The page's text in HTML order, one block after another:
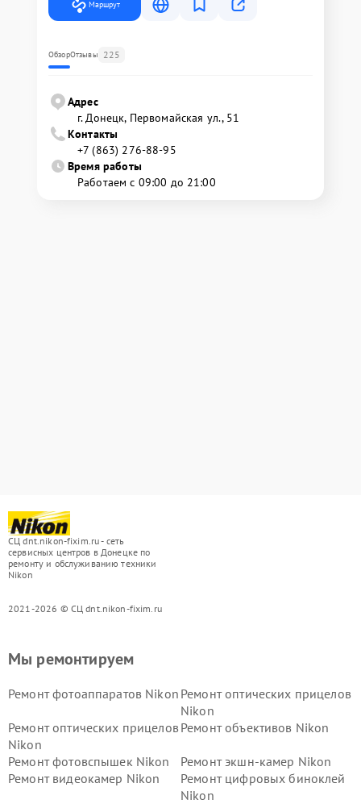
Маршрут
ОбзорОтзывы 225
Адрес
г. Донецк, Первомайская ул., 51
Контакты
+7 (863) 276-88-95
Время работы
Работаем с 09:00 до 21:00
СЦ dnt.nikon-fixim.ru - сеть
сервисных центров в Донецке по
ремонту и обслуживанию техники
Nikon
2021-2026 © СЦ dnt.nikon-fixim.ru
Мы ремонтируем
Ремонт фотоаппаратов Nikon Ремонт оптических прицелов
Nikon
Ремонт оптических прицелов
Nikon
Ремонт объективов Nikon
Ремонт фотовспышек Nikon
Ремонт экшн-камер Nikon
Ремонт видеокамер Nikon
Ремонт цифровых биноклей
Nikon